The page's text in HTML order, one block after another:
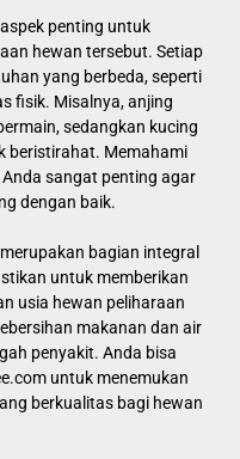
penting untuk
hewan tersebut. Setiap
yang berbeda, seperti
fisik. Misalnya, anjing
sedangkan kucing
beristirahat. Memahami
sangat penting agar
dengan baik.
bagian integral
untuk memberikan
usia hewan peliharaan
makanan dan air
penyakit. Anda bisa
untuk menemukan
berkualitas bagi hewan